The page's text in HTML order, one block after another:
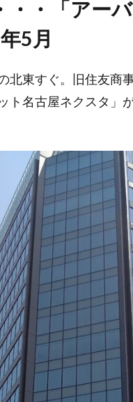
・・「アー
5月
北東すぐ。旧住友商
ト名古屋ネクスタ」